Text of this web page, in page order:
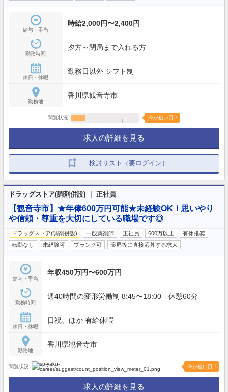
給与・手当
時給2,000円〜2,400円
勤務時間
夕方～閉局まで入れる方
休日・休暇
勤務日以外 シフト制
勤務地
香川県観音寺市
閲覧状況 今が狙い目！
求人の詳細を見る
検討リスト（要ログイン）
ドラッグストア(調剤併設) ｜ 正社員
【観音寺市】★年俸600万円可能★未経験OK！思いやり
や信頼・尊重を大切にしている職場です◎
ドラッグストア(調剤併設) 一般薬剤師 正社員 600万以上
有休推奨
転勤なし
未経験可 ブランク可 薬局等に直接応募する求人
給与・手当
年収450万円〜600万円
勤務時間
週40時間の変形労働制 8:45〜18:00 休憩60分
休日・休暇
日祝、ほか 有給休暇
勤務地
香川県観音寺市
閲覧状況 今が狙い目！
求人の詳細を見る